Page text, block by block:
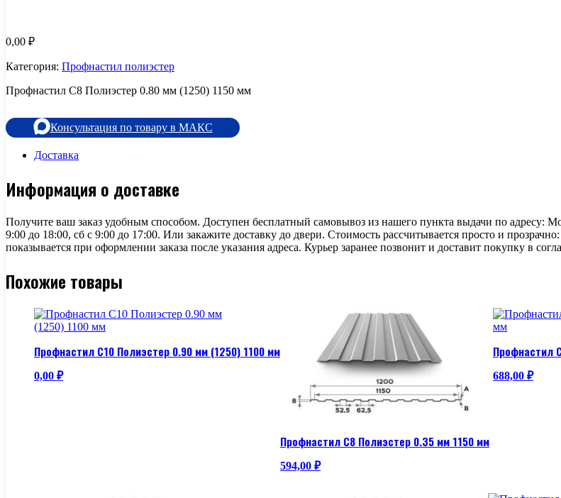
0,00 ₽
Категория: Профнастил полиэстер
Профнастил С8 Полиэстер 0.80 мм (1250) 1150 мм
Консультация по товару в МАКС
Доставка
Информация о доставке
Получите ваш заказ удобным способом. Доступен бесплатный самовывоз из нашего пункта выдачи по адресу:
9:00 до 18:00, сб с 9:00 до 17:00. Или закажите доставку до двери. Стоимость рассчитывается просто и
показывается при оформлении заказа после указания адреса. Курьер заранее позвонит и доставит покупку в
Похожие товары
Профнастил С10 Полиэстер 0.90 мм (1250) 1100 мм
0,00 ₽
Профнастил С8 Полиэстер 0.35 мм 1150 мм
594,00 ₽
Профнастил
688,00 ₽